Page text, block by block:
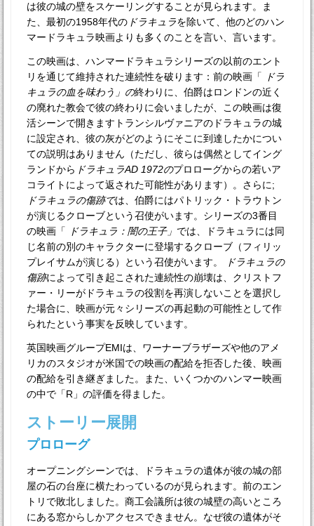
は彼の城の壁をスケーリングすることが見られます。ま
た、最初の1958年代の ドラキュラを除いて、他のどのハン
マードラキュラ映画よりも多くのことを言い、言います。
この映画は、ハンマードラキュラシリーズの以前のエント
リを通じて維持された連続性を破ります：前の映画「
ドラ
キュラの血を味わう」の終わりに、伯爵はロンドンの近く
の廃れた教会で彼の終わりに会いましたが、この映画は復
活シーンで開きますトランシルヴァニアのドラキュラの城
に設定され、彼の灰がどのようにそこに到達したかについ
ての説明はありません（ただし、彼らは偶然としてイング
ランドから ドラキュラAD 1972のプロローグからの若いア
コライトによって返された可能性があります）。さらに;
ドラキュラの傷跡では、伯爵にはパトリック・トラウトン
が演じるクローブという召使がいます。シリーズの3番目
の映画「
ドラキュラ：闇の王子」 では、ドラキュラには同
じ名前の別のキャラクターに登場するクローブ（フィリッ
プレイサムが演じる）という召使がいます。
ドラキュラの
傷跡によって引き起こされた連続性の崩壊は、クリストフ
ァー・リーがドラキュラの役割を再演しないことを選択し
た場合に、映画が元々シリーズの再起動の可能性として作
られたという事実を反映しています。
英国映画グループEMIは、ワーナーブラザーズや他のアメ
リカのスタジオが米国での映画の配給を拒否した後、映画
の配給を引き継ぎました。また、いくつかのハンマー映画
の中で「R」の評価を得ました。
ストーリー展開
プロローグ
オープニングシーンでは、ドラキュラの遺体が彼の城の部
屋の石の台座に横たわっているのが見られます。前のエン
トリで敗北しました。商工会議所は彼の城壁の高いところ
にある窓からしかアクセスできません。なぜ彼の遺体がそ